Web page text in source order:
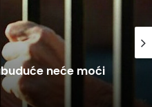
neće moći